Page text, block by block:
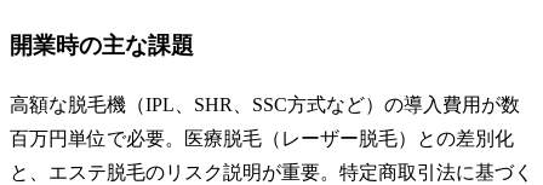
開業時の主な課題
高額な脱毛機（IPL、SHR、SSC方式など）の導入費用が数
百万円単位で必要。医療脱毛（レーザー脱毛）との差別化
と、エステ脱毛のリスク説明が重要。特定商取引法に基づく